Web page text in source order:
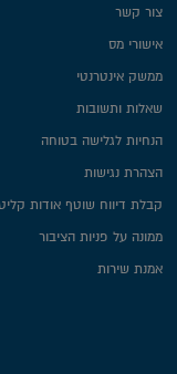
צור קשר
אישורי מס
ממשק אינטרנטי
שאלות ותשובות
הנחיות לגלישה בטוחה
הצהרת נגישות
קבלת דיווח שוטף אודות
ממונה על פניות הציבור
אמנת שירות